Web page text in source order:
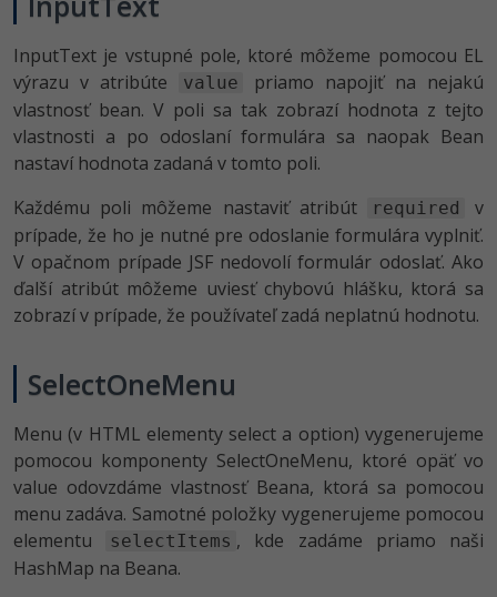
InputText je vstupné pole, ktoré môžeme pomocou EL
výrazu v atribúte
value
priamo napojiť na nejakú
vlastnosť bean. V poli sa tak zobrazí hodnota z tejto
vlastnosti a po odoslaní formulára sa naopak Bean
nastaví hodnota zadaná v tomto poli.
Každému poli môžeme nastaviť atribút
required
v
prípade, že ho je nutné pre odoslanie formulára vyplniť.
V opačnom prípade JSF nedovolí formulár odoslať. Ako
ďalší atribút môžeme uviesť chybovú hlášku, ktorá sa
zobrazí v prípade, že používateľ zadá neplatnú hodnotu.
SelectOneMenu
Menu (v HTML elementy select a option) vygenerujeme
pomocou komponenty SelectOneMenu, ktoré opäť vo
value odovzdáme vlastnosť Beana, ktorá sa pomocou
menu zadáva. Samotné položky vygenerujeme pomocou
elementu
selectItems , kde zadáme priamo naši
HashMap na Beana.